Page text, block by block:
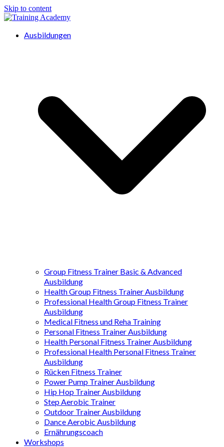
Skip to content
Ausbildungen
Group Fitness Trainer Basic & Advanced
Ausbildung
Health Group Fitness Trainer Ausbildung
Professional Health Group Fitness Trainer
Ausbildung
Medical Fitness und Reha Training
Personal Fitness Trainer Ausbildung
Health Personal Fitness Trainer Ausbildung
Professional Health Personal Fitness Trainer
Ausbildung
Rücken Fitness Trainer
Power Pump Trainer Ausbildung
Hip Hop Trainer Ausbildung
Step Aerobic Trainer
Outdoor Trainer Ausbildung
Dance Aerobic Ausbildung
Ernährungscoach
Workshops